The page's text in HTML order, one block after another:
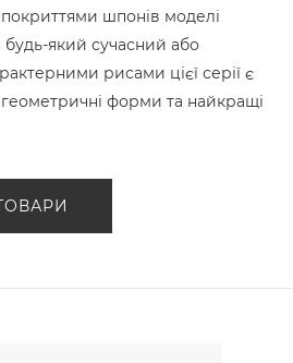
шпонів моделі
який сучасний або
рисами цієї серії є
геометричні форми та найкращі